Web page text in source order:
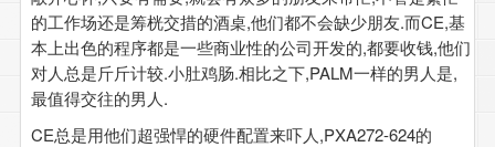
的工作场还是筹桄交措的酒桌,他们都不会缺少朋友.而CE,基
本上出色的程序都是一些商业性的公司开发的,都要收钱,他们
对人总是斤斤计较.小肚鸡肠.相比之下,PALM一样的男人是,
最值得交往的男人.
CE总是用他们超强悍的硬件配置来吓人,PXA272-624的